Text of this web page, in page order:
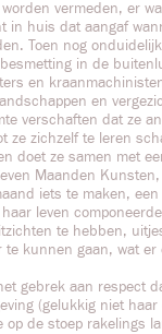
vermeden, er
in huis dat aangaf
Toen nog
in de
en
en
verschaften dat ze
ze zichzelf te leren
doet ze samen met
Maanden
iets te maken,
leven
te hebben,
te kunnen gaan, wat er
gebrek aan respect
(gelukkig niet
op de stoep rakelings